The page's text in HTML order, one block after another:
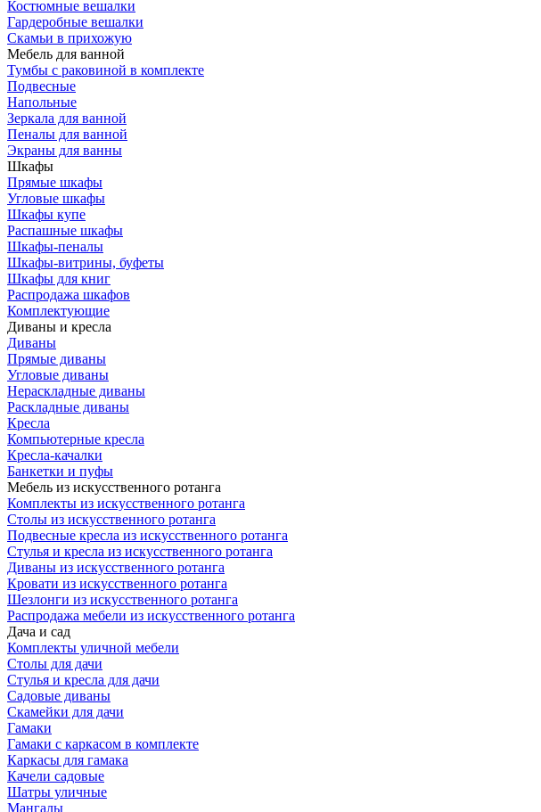
Костюмные вешалки
Гардеробные вешалки
Скамьи в прихожую
Мебель для ванной
Тумбы c раковиной в комплекте
Подвесные
Напольные
Зеркала для ванной
Пеналы для ванной
Экраны для ванны
Шкафы
Прямые шкафы
Угловые шкафы
Шкафы купе
Распашные шкафы
Шкафы-пеналы
Шкафы-витрины, буфеты
Шкафы для книг
Распродажа шкафов
Комплектующие
Диваны и кресла
Диваны
Прямые диваны
Угловые диваны
Нераскладные диваны
Раскладные диваны
Кресла
Компьютерные кресла
Кресла-качалки
Банкетки и пуфы
Мебель из искусственного ротанга
Комплекты из искусственного ротанга
Столы из искусственного ротанга
Подвесные кресла из искусственного ротанга
Стулья и кресла из искусственного ротанга
Диваны из искусственного ротанга
Кровати из искусственного ротанга
Шезлонги из искусственного ротанга
Распродажа мебели из искусственного ротанга
Дача и сад
Комплекты уличной мебели
Столы для дачи
Стулья и кресла для дачи
Садовые диваны
Скамейки для дачи
Гамаки
Гамаки с каркасом в комплекте
Каркасы для гамака
Качели садовые
Шатры уличные
Мангалы